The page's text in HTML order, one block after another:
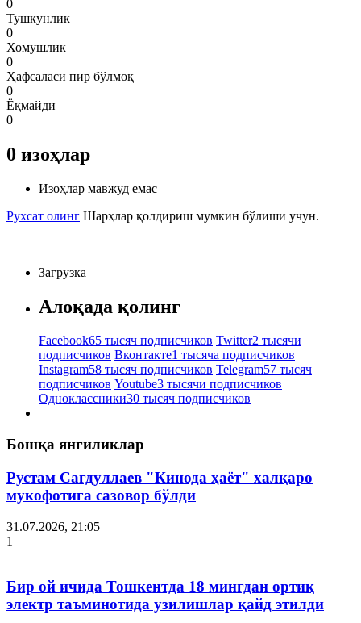
0
Тушкунлик
0
Хомушлик
0
Ҳафсаласи пир бўлмоқ
0
Ёқмайди
0
0 изоҳлар
Изоҳлар мавжуд емас
Рухсат олинг Шарҳлар қолдириш мумкин бўлиши учун.
Загрузка
Алоқада қолинг
Facebook65 тысяч подписчиков Twitter2 тысячи
подписчиков Вконтакте1 тысяча подписчиков
Instagram58 тысяч подписчиков Telegram57 тысяч
подписчиков Youtube3 тысячи подписчиков
Одноклассники30 тысяч подписчиков
Бошқа янгиликлар
Рустам Сагдуллаев "Кинода ҳаёт" халқаро
мукофотига сазовор бўлди
31.07.2026, 21:05
1
Бир ой ичида Тошкентда 18 мингдан ортиқ
электр таъминотида узилишлар қайд этилди